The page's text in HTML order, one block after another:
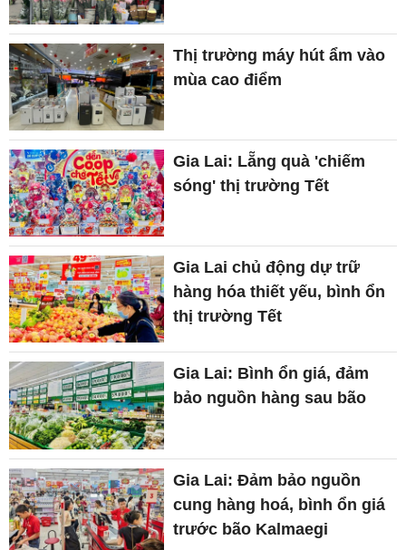
Thị trường máy hút ẩm vào
mùa cao điểm
Gia Lai: Lẵng quà 'chiếm
sóng' thị trường Tết
Gia Lai chủ động dự trữ
hàng hóa thiết yếu, bình ổn
thị trường Tết
Gia Lai: Bình ổn giá, đảm
bảo nguồn hàng sau bão
Gia Lai: Đảm bảo nguồn
cung hàng hoá, bình ổn giá
trước bão Kalmaegi